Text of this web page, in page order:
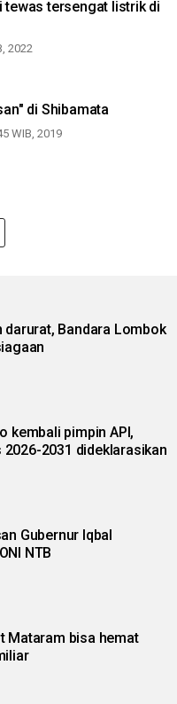
tewas tersengat listrik di
2022
di Shibamata
WIB, 2019
darurat, Bandara Lombok
kembali pimpin API,
2031 dideklarasikan
Gubernur Iqbal
NTB
Mataram bisa hemat